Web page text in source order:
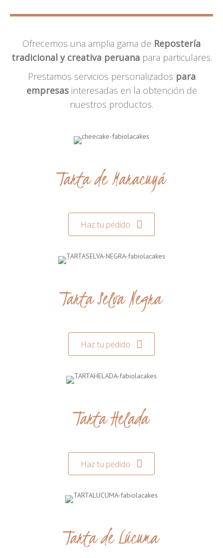
Ofrecemos una amplia gama de Repostería
tradicional y creativa peruanapara particulares.
Prestamos servicios personalizados para
empresasinteresadas en la obtención de
nuestros productos.
Tarta de Maracuyá
Haz tu pedido
Tarta Selva Negra
Haz tu pedido
Tarta Helada
Haz tu pedido
Tarta de Lúcuma